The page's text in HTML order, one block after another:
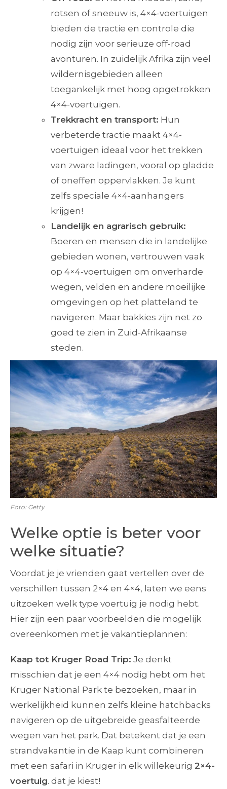
rotsen of sneeuw is, 4×4-voertuigen
bieden de tractie en controle die
nodig zijn voor serieuze off-road
avonturen. In zuidelijk Afrika zijn veel
wildernisgebieden alleen
toegankelijk met hoog opgetrokken
4×4-voertuigen.
Trekkracht en transport: Hun
verbeterde tractie maakt 4×4-
voertuigen ideaal voor het trekken
van zware ladingen, vooral op gladde
of oneffen oppervlakken. Je kunt
zelfs speciale 4×4-aanhangers
krijgen!
Landelijk en agrarisch gebruik:
Boeren en mensen die in landelijke
gebieden wonen, vertrouwen vaak
op 4×4-voertuigen om onverharde
wegen, velden en andere moeilijke
omgevingen op het platteland te
navigeren. Maar bakkies zijn net zo
goed te zien in Zuid-Afrikaanse
steden.
Foto: Getty
Welke optie is beter voor
welke situatie?
Voordat je je vrienden gaat vertellen over de
verschillen tussen 2×4 en 4×4, laten we eens
uitzoeken welk type voertuig je nodig hebt.
Hier zijn een paar voorbeelden die mogelijk
overeenkomen met je vakantieplannen:
Kaap tot Kruger Road Trip: Je denkt
misschien dat je een 4×4 nodig hebt om het
Kruger National Park te bezoeken, maar in
werkelijkheid kunnen zelfs kleine hatchbacks
navigeren op de uitgebreide geasfalteerde
wegen van het park. Dat betekent dat je een
strandvakantie in de Kaap kunt combineren
met een safari in Kruger in elk willekeurig 2×4-
voertuig. dat je kiest!